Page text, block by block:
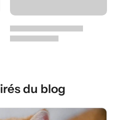
du blog